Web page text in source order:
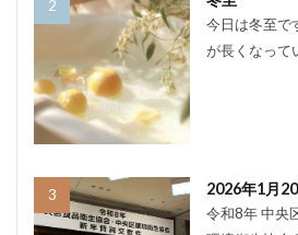
今日は冬至で
が長くなって
2026年1月20
令和8年 中央